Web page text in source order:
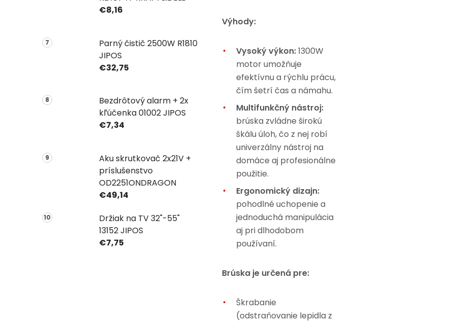
€8,16
Parný čistič 2500W R1810
JIPOS
€32,75
Bezdrôtový alarm + 2x
kľúčenka 01002 JIPOS
€7,34
Aku skrutkovač 2x21V +
príslušenstvo
OD2251ONDRAGON
€49,14
Držiak na TV 32"-55"
13152 JIPOS
€7,75
Výhody:
Vysoký výkon:1300W
motor umožňuje
efektívnu a rýchlu prácu,
čím šetrí čas a námahu.
Multifunkčný nástroj:
brúska zvládne širokú
škálu úloh, čo z nej robí
univerzálny nástroj na
domáce aj profesionálne
použitie.
Ergonomický dizajn:
pohodlné uchopenie a
jednoduchá manipulácia
aj pri dlhodobom
používaní.
Brúska je určená pre:
Škrabanie
(odstraňovanie lepidla z